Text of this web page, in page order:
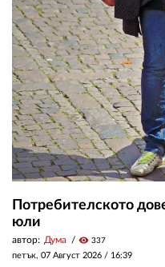
Потребителското
юли
автор: Дума visibility 337
петък, 07 Август 2026 / 16:39